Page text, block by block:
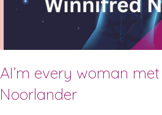
AI’m every woman
Noorlander